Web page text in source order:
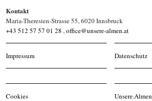
Kontakt
Maria-Theresien-Strasse 55, 6020 Innsbruck
+43 512 57 57 01 28 ,office@unsere-almen.at
Impressum Datenschutz
Cookies Unsere.Almen